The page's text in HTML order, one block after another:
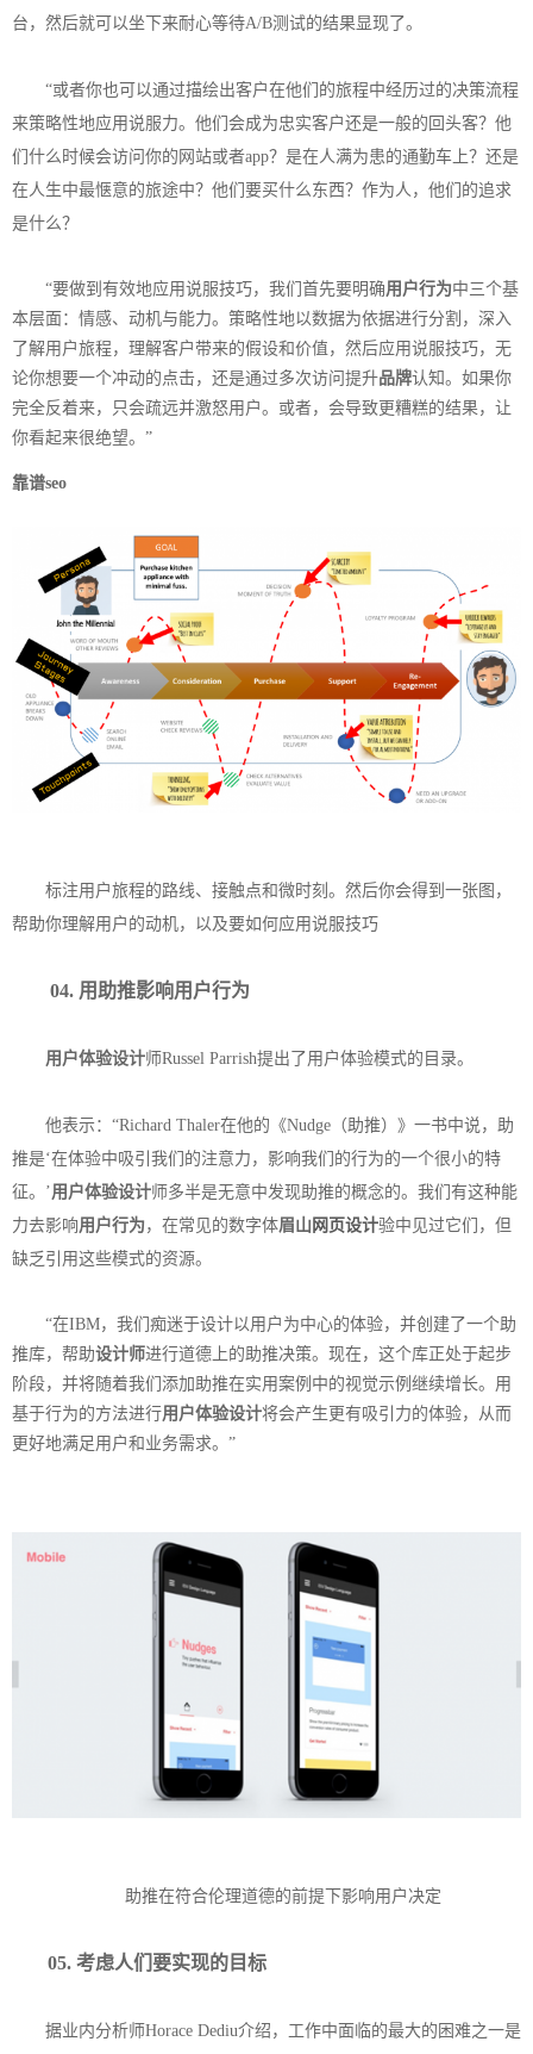
台，然后就可以坐下来耐心等待A/B测试的结果显现了。
“或者你也可以通过描绘出客户在他们的旅程中经历过的决策流程
来策略性地应用说服力。他们会成为忠实客户还是一般的回头客？他
们什么时候会访问你的网站或者app？是在人满为患的通勤车上？还是
在人生中最惬意的旅途中？他们要买什么东西？作为人，他们的追求
是什么？
“要做到有效地应用说服技巧，我们首先要明确用户行为中三个基
本层面：情感、动机与能力。策略性地以数据为依据进行分割，深入
了解用户旅程，理解客户带来的假设和价值，然后应用说服技巧，无
论你想要一个冲动的点击，还是通过多次访问提升品牌认知。如果你
完全反着来，只会疏远并激怒用户。或者，会导致更糟糕的结果，让
你看起来很绝望。”
靠谱seo
标注用户旅程的路线、接触点和微时刻。然后你会得到一张图，
帮助你理解用户的动机，以及要如何应用说服技巧
04. 用助推影响用户行为
用户体验设计师Russel Parrish提出了用户体验模式的目录。
他表示：“Richard Thaler在他的《Nudge（助推）》一书中说，助
推是‘在体验中吸引我们的注意力，影响我们的行为的一个很小的特
征。’用户体验设计师多半是无意中发现助推的概念的。我们有这种能
力去影响用户行为 ，在常见的数字体眉山 网页设计验中见过它们，但
缺乏引用这些模式的资源。
“在IBM，我们痴迷于设计以用户为中心的体验，并创建了一个助
推库，帮助设计师进行道德上的助推决策。现在，这个库正处于起步
阶段，并将随着我们添加助推在实用案例中的视觉示例继续增长。用
基于行为的方法进行用户体验设计将会产生更有吸引力的体验，从而
更好地满足用户和业务需求。”
助推在符合伦理道德的前提下影响用户决定
05. 考虑人们要实现的目标
据业内分析师Horace Dediu介绍，工作中面临的最大的困难之一是